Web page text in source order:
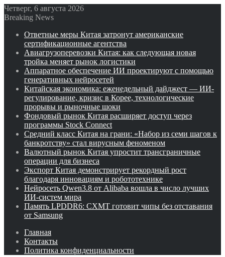
Четверг, 6 августа 2026
Breaking News
Ответные меры Китая затронут американские
сертификационные агентства
Авиагрузоперевозки Китая: как следующая новая
тройка меняет рынок логистики
Аппаратное обеспечение ИИ проектируют с помощью
генеративных нейросетей
Китайская экономика: еженедельный дайджест — ИИ-
регулирование, кризис в Корее, технологические
прорывы и рыночные шоки
Фондовый рынок Китая расширяет доступ через
программы Stock Connect
Средний класс Китая на грани: «Набор из семи шагов к
банкротству» стал вирусным феноменом
Валютный рынок Китая упростит трансграничные
операции для бизнеса
Экспорт Китая демонстрирует рекордный рост
благодаря инновациям и робототехнике
Нейросеть Qwen3.8 от Alibaba вошла в число лучших
ИИ-систем мира
Память LPDDR6: CXMT готовит чипы без отставания
от Samsung
Главная
Контакты
Политика конфиденциальности